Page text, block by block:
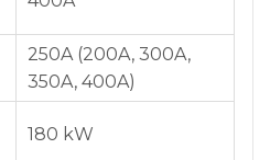
250A (200A, 300A,
350A, 400A)
180 kW